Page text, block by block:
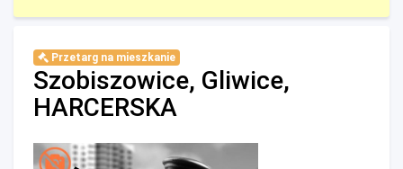
Przetarg na mieszkanie
Szobiszowice, Gliwice,
HARCERSKA